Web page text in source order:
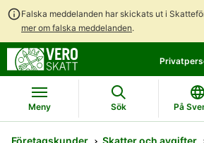
Falska meddelanden har skickats ut i
mer om falska meddelanden.
direkt
till
innehållet
till
hela
sökning
en
chattbot-
Meny Sök På
Företagskunder
Skatter och avgifter